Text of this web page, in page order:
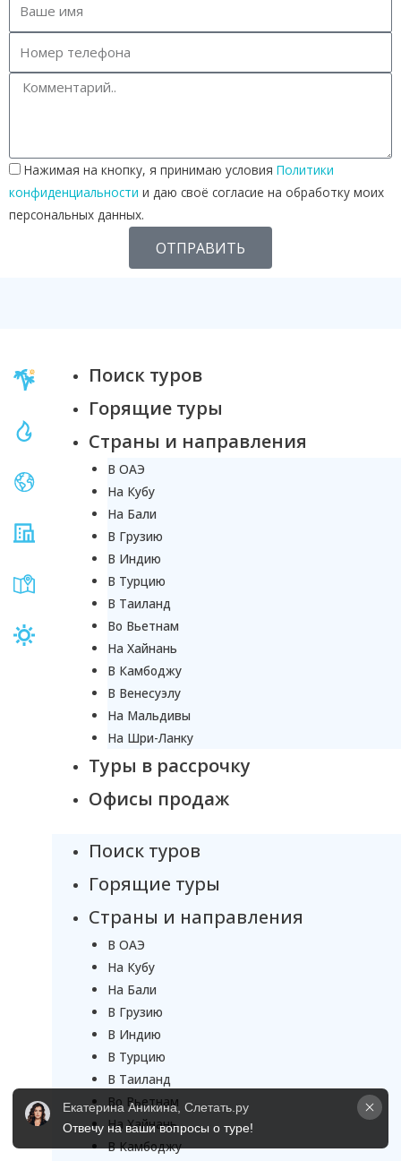
Нажимая на кнопку, я принимаю условия Политики
конфиденциальности и даю своё согласие на обработку моих
персональных данных.
ОТПРАВИТЬ
Поиск туров
Горящие туры
Страны и направления
В ОАЭ
На Кубу
На Бали
В Грузию
В Индию
В Турцию
В Таиланд
Во Вьетнам
На Хайнань
В Камбоджу
В Венесуэлу
На Мальдивы
На Шри-Ланку
Туры в рассрочку
Офисы продаж
Поиск туров
Горящие туры
Страны и направления
В ОАЭ
На Кубу
На Бали
В Грузию
В Индию
В Турцию
В Таиланд
Во Вьетнам
На Хайнань
В Камбоджу
Екатерина Аникина, Слетать.ру
Отвечу на ваши вопросы о туре!